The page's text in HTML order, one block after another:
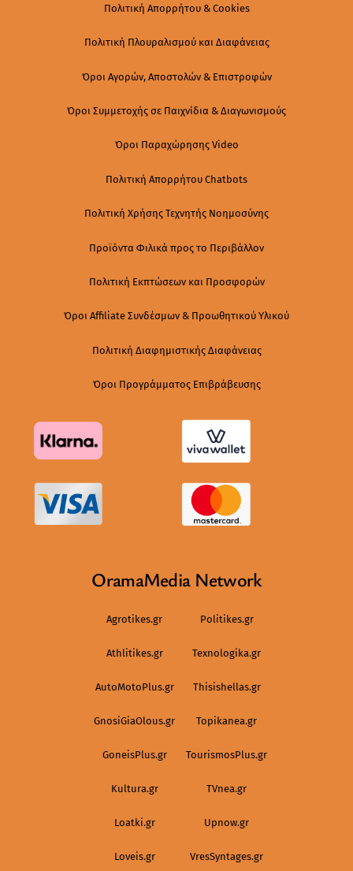
Πολιτική Απορρήτου & Cookies
Πολιτική Πλουραλισμού και Διαφάνειας
Όροι Αγορών, Αποστολών & Επιστροφών
Όροι Συμμετοχής σε Παιχνίδια & Διαγωνισμούς
Όροι Παραχώρησης Video
Πολιτική Απορρήτου Chatbots
Πολιτική Χρήσης Τεχνητής Νοημοσύνης
Προϊόντα Φιλικά προς το Περιβάλλον
Πολιτική Εκπτώσεων και Προσφορών
Όροι Affiliate Συνδέσμων & Προωθητικού Υλικού
Πολιτική Διαφημιστικής Διαφάνειας
Όροι Προγράμματος Επιβράβευσης
OramaMedia Network
Agrotikes.gr Politikes.gr
Athlitikes.gr Texnologika.gr
AutoMotoPlus.gr Thisishellas.gr
GnosiGiaOlous.gr Topikanea.gr
GoneisPlus.gr TourismosPlus.gr
Kultura.gr TVnea.gr
Loatki.gr Upnow.gr
Loveis.gr VresSyntages.gr